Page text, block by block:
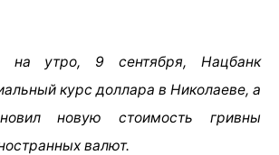
на утро, 9 сентября, Нацбанк
курс доллара в Николаеве, а
новую стоимость гривны
валют.